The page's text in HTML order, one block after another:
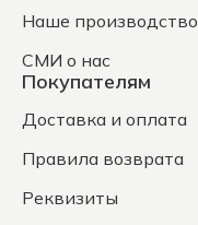
Наше производство
СМИ о нас
Покупателям
Доставка и оплата
Правила возврата
Реквизиты